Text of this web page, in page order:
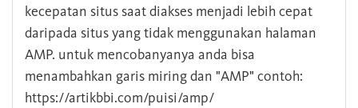
kecepatan situs saat diakses menjadi lebih cepat
daripada situs yang tidak menggunakan halaman
AMP. untuk mencobanyanya anda bisa
menambahkan garis miring dan "AMP" contoh:
https://artikbbi.com/puisi/amp/